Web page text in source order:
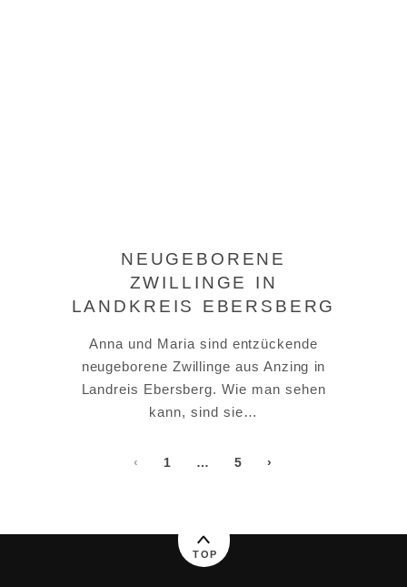
NEUGEBORENE
ZWILLINGE IN
LANDKREIS EBERSBERG
Anna und Maria sind entzückende
neugeborene Zwillinge aus Anzing in
Landreis Ebersberg. Wie man sehen
kann, sind sie…
‹ 1 … 5 ›
TOP